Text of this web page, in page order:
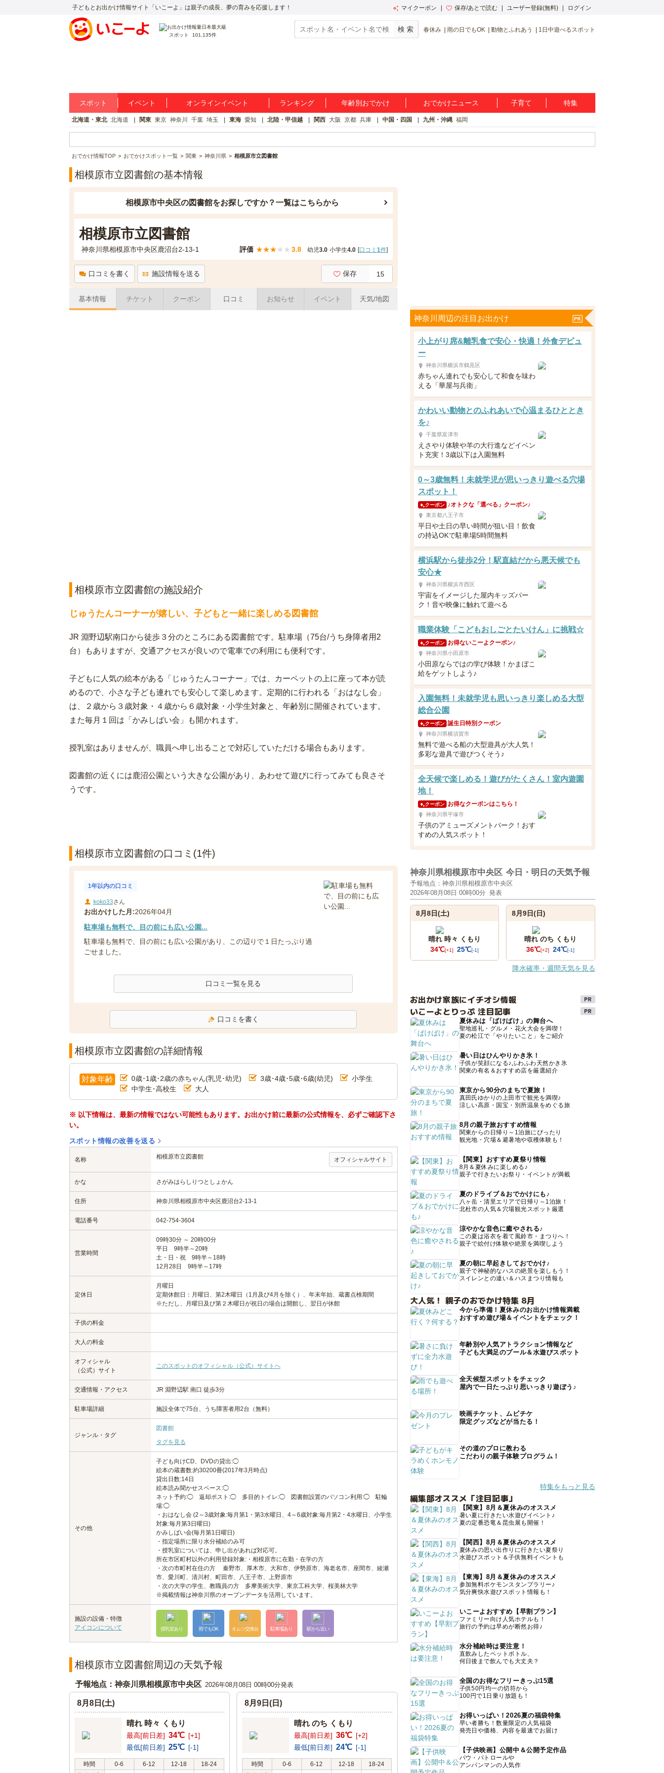
子どもとお出かけ情報サイト「いこーよ」は親子の成長、夢の育みを応援します！ マイクーポン 保存/あとで読む ユーザー登録(無料) ログイン
スポット 101,135件
春休み 雨の日でもOK 動物とふれあう 1日中遊べるスポット
スポット イベント オンラインイベント ランキング 年齢別おでかけ おでかけニュース 子育て 特集
北海道・東北 北海道 関東 東京 神奈川 千葉 埼玉 東海 愛知 北陸・甲信越 関西 大阪 京都 兵庫 中国・四国 九州・沖縄 福岡
おでかけ情報TOP おでかけスポット一覧 関東 神奈川県 相模原市立図書館
相模原市立図書館の基本情報
相模原市中央区の図書館をお探しですか？一覧はこちらから
相模原市立図書館
神奈川県相模原市中央区鹿沼台2-13-1 評価 ★★★★ ★ 3.8 幼児3.0 小学生4.0 [口コミ 1件]
口コミを書く 施設情報を送る 保存 15
基本情報 チケット クーポン 口コミ お知らせ イベント 天気/地図
相模原市立図書館の施設紹介
じゅうたんコーナーが嬉しい、子どもと一緒に楽しめる図書館
JR 淵野辺駅南口から徒歩３分のところにある図書館です。駐車場（75台/うち身障者用2
台）もありますが、交通アクセスが良いので電車での利用にも便利です。
子どもに人気の絵本がある「じゅうたんコーナー」では、カーペットの上に座って本が読
めるので、小さな子ども連れでも安心して楽しめます。定期的に行われる「おはなし会」
は、２歳から３歳対象・４歳から６歳対象・小学生対象と、年齢別に開催されています。
また毎月１回は「かみしばい会」も開かれます。
授乳室はありませんが、職員へ申し出ることで対応していただける場合もあります。
図書館の近くには鹿沼公園という大きな公園があり、あわせて遊びに行ってみても良さそ
うです。
相模原市立図書館の口コミ(1件)
1年以内の口コミ
koko33さん
お出かけした月:2026年04月
駐車場も無料で、目の前にも広い公園...
駐車場も無料で、目の前にも広い公園があり、この辺りで１日たっぷり過
ごせました。
口コミ一覧を見る
口コミを書く
相模原市立図書館の詳細情報
対象年齢 0歳･1歳･2歳の赤ちゃん(乳児･幼児) 3歳･4歳･5歳･6歳(幼児)
小学生
中学生･高校生
大人
※ 以下情報は、最新の情報ではない可能性もあります。お出かけ前に最新の公式情報を、必ずご確認下さ
い。
スポット情報の改善を送る
名称 相模原市立図書館 オフィシャルサイト
かな さがみはらしりつとしょかん
住所 神奈川県相模原市中央区鹿沼台2-13-1
電話番号 042-754-3604
営業時間
09時30分 ～ 20時00分
平日 9時半～20時
土・日・祝 9時半～18時
12月28日 9時半～17時
定休日
月曜日
定期休館日：月曜日、第2木曜日（1月及び4月を除く）、年末年始、蔵書点検期間
※ただし、月曜日及び第２木曜日が祝日の場合は開館し、翌日が休館
子供の料金
大人の料金
オフィシャル
（公式）サイト
このスポットのオフィシャル（公式）サイトへ
交通情報・アクセス JR 淵野辺駅 南口 徒歩3分
駐車場詳細 施設全体で75台、うち障害者用2台（無料）
ジャンル・タグ
図書館
タグを見る
その他
子ども向けCD、DVDの貸出:◯
絵本の蔵書数:約30200冊(2017年3月時点)
貸出日数:14日
絵本読み聞かせスペース:◯
ネット予約:◯ 返却ポスト:◯ 多目的トイレ:◯ 図書館設置のパソコン利用:◯ 駐輪
場:◯
・おはなし会 (2～3歳対象:毎月第1・第3水曜日、4～6歳対象:毎月第2・4水曜日、小学生
対象:毎月第3日曜日)
かみしばい会(毎月第1日曜日)
・指定場所に限り水分補給のみ可
・授乳室については、申し出があれば対応可。
所在市区町村以外の利用登録対象:・相模原市に在勤・在学の方
・次の市町村在住の方 秦野市、厚木市、大和市、伊勢原市、海老名市、座間市、綾瀬
市、愛川町、清川村、町田市、八王子市、上野原市
・次の大学の学生、教職員の方 多摩美術大学、東京工科大学、桜美林大学
※掲載情報は神奈川県のオープンデータを活用しています。
施設の設備・特徴
アイコンについて
授乳室あり 雨でもOK オムツ交換台 駐車場あり 駅から近い
相模原市立図書館周辺の天気予報
予報地点：神奈川県相模原市中央区 2026年08月08日 00時00分発表
8月8日(土)
晴れ 時々 くもり
最高[前日差] 34℃ [+1]
最低[前日差] 25℃ [-1]
時間 0-6 6-12 12-18
18-24
8月9日(日)
晴れ のち くもり
最高[前日差] 36℃ [+2]
最低[前日差] 24℃ [-1]
時間 0-6 6-12 12-18
18-24
神奈川周辺の注目お出かけ
小上がり席&離乳食で安心・快適！外食デビュ
ー
神奈川県横浜市鶴見区
赤ちゃん連れでも安心して和食を味わ
える「華屋与兵衛」
かわいい動物とのふれあいで心温まるひととき
を♪
千葉県富津市
えさやり体験や羊の大行進などイベン
ト充実！3歳以下は入園無料
0～3歳無料！未就学児が思いっきり遊べる穴場
スポット！
クーポン ♪オトクな「選べる」クーポン♪
東京都八王子市
平日や土日の早い時間が狙い目！飲食
の持込OKで駐車場5時間無料
横浜駅から徒歩2分！駅直結だから悪天候でも
安心★
神奈川県横浜市西区
宇宙をイメージした屋内キッズパー
ク！音や映像に触れて遊べる
職業体験「こどもおしごとたいけん」に挑戦☆
クーポン お得ないこーよクーポン♪
神奈川県小田原市
小田原ならではの学び体験！かまぼこ
給をゲットしよう♪
入園無料！未就学児も思いっきり楽しめる大型
総合公園
クーポン 誕生日特別クーポン
神奈川県横須賀市
無料で遊べる船の大型遊具が大人気！
多彩な遊具で遊びつくそう♪
全天候で楽しめる！遊びがたくさん！室内遊園
地！
クーポン お得なクーポンはこちら！
神奈川県平塚市
子供のアミューズメントパーク！おす
すめの人気スポット！
神奈川県相模原市中央区 今日・明日の天気予報
予報地点：神奈川県相模原市中央区
2026年08月08日 00時00分 発表
8月8日(土)
晴れ 時々 くもり
34℃[+1] 25℃[-1]
8月9日(日)
晴れ のち くもり
36℃[+2] 24℃[-1]
降水確率・週間天気を見る
お出かけ家族にイチオシ情報
いこーよとりっぷ 注目記事
夏休みは「ばけばけ」の舞台へ
聖地巡礼・グルメ・花火大会を満喫！
夏の松江で「やりたいこと」をご紹介
暑い日はひんやりかき氷！
子供が笑顔になる♪ふわふわ天然かき氷
関東の有名＆おすすめ店を厳選紹介
東京から90分のまちで夏旅！
真田氏ゆかりの上田市で観光を満喫♪
涼しい高原・国宝・別所温泉をめぐる旅
8月の親子旅おすすめ情報
関東からの日帰り～1泊旅にぴったり
観光地・穴場＆避暑地や収穫体験も！
【関東】おすすめ夏祭り情報
8月＆夏休みに楽しめる♪
親子で行きたいお祭り・イベントが満載
夏のドライブ＆おでかけにも♪
八ヶ岳・清里エリアで日帰り～1泊旅！
北杜市の人気＆穴場観光スポット厳選
涼やかな音色に癒やされる♪
この夏は浴衣を着て風鈴市・まつりへ！
親子で絵付け体験や絶景を満喫しよう
夏の朝に早起きしておでかけ♪
親子で神秘的なハスの絶景を楽しもう！
スイレンとの違い＆ハスまつり情報も
大人気！ 親子のおでかけ特集 8月
今から準備！夏休みのお出かけ情報満載
おすすめ遊び場＆イベントをチェック！
年齢別や人気アトラクション情報など
子ども大満足のプール＆水遊びスポット
全天候型スポットをチェック
屋内で一日たっぷり思いっきり遊ぼう♪
映画チケット、ムビチケ
限定グッズなどが当たる！
その道のプロに教わる
こだわりの親子体験プログラム！
特集をもっと見る
編集部オススメ「注目記事」
【関東】8月＆夏休みのオススメ
暑い夏に行きたい水遊びイベント♪
夏の定番恐竜＆昆虫展も開催！
【関西】8月＆夏休みのオススメ
夏休みの思い出作りに行きたい夏祭り
水遊びスポット＆子供無料イベントも
【東海】8月＆夏休みのオススメ
参加無料ポケモンスタンプラリー♪
気分爽快水遊びスポット情報も！
いこーよおすすめ【早割プラン】
ファミリー向け人気ホテルも！
旅行の予約は早めが断然お得♪
水分補給時は要注意！
直飲みしたペットボトル、
何日後まで飲んでも大丈夫？
全国のお得なフリーきっぷ15選
子供50円均一の切符から
100円で1日乗り放題も！
お得いっぱい！2026夏の福袋特集
早い者勝ち！数量限定の人気福袋
発売日や価格、内容を最速でお届け
【子供映画】公開中＆公開予定作品
パウ・パトロールや
アンパンマンの人気作